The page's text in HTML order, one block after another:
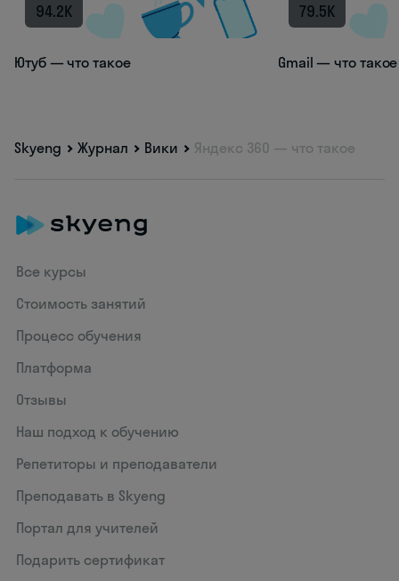
94.2K
Ютуб — что такое
79.5K
Gmail — что такое
Skyeng Журнал Вики Яндекс 360 — что такое
Все курсы
Стоимость занятий
Процесс обучения
Платформа
Отзывы
Наш подход к обучению
Репетиторы и преподаватели
Преподавать в Skyeng
Портал для учителей
Подарить сертификат